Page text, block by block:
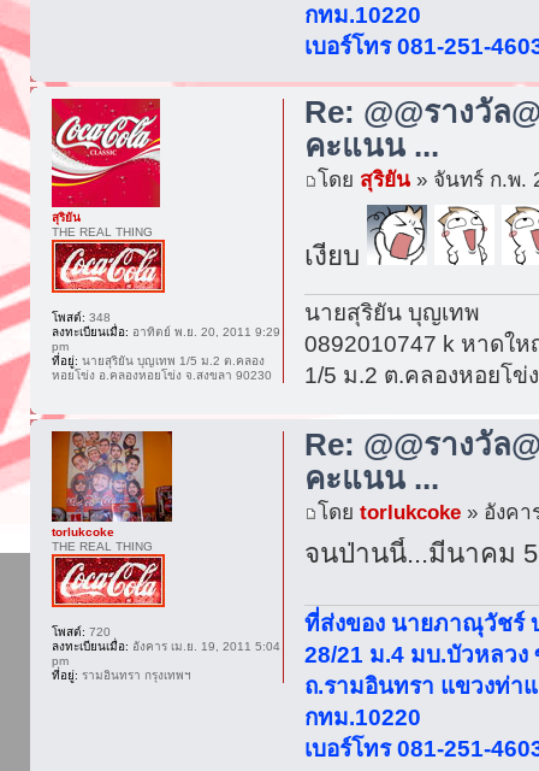
กทม.10220
เบอร์โทร 081-251-
Re: @@รางวัล
คะแนน ...
โดย สุริยัน » จันทร์ ก.พ.
เงียบ
นายสุริยัน บุญเทพ
0892010747 k หาดใ
1/5 ม.2 ต.คลองหอยโข่
สุริยัน
THE REAL THING
โพสต์: 348
ลงทะเบียนเมื่อ: อาทิตย์ พ.ย. 20, 2011 9:29
pm
ที่อยู่: นายสุริยัน บุญเทพ 1/5 ม.2 ต.คลอง
หอยโข่ง อ.คลองหอยโข่ง จ.สงขลา 90230
Re: @@รางวัล
คะแนน ...
โดยtorlukcoke » อังคา
จนป่านนี้...มีนาคม
ที่ส่งของ นายภาณุวัชร์
28/21 ม.4 มบ.บัวหลวง
ถ.รามอินทรา แขวงท่าแ
กทม.10220
เบอร์โทร 081-251-
torlukcoke
THE REAL THING
โพสต์: 720
ลงทะเบียนเมื่อ: อังคาร เม.ย. 19, 2011 5:04
pm
ที่อยู่: รามอินทรา กรุงเทพฯ